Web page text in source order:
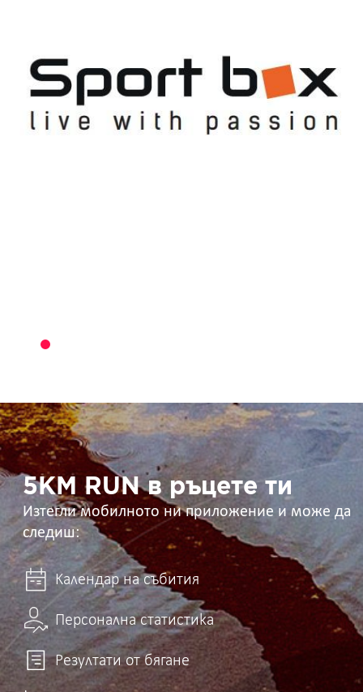
5KM
RUN
в
ръцете
ти 5KM RUN в ръцете ти
Изтегли мобилното ни приложение и може да
следиш:
Календар на събития
Персонална статистика
Резултати от бягане